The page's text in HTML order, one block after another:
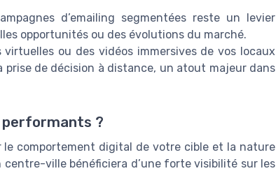
d’emailing segmentées reste un levier
opportunités ou des évolutions du marché.
virtuelles ou des vidéos immersives de vos locaux
de décision à distance, un atout majeur dans
performants ?
le comportement digital de votre cible et la nature
centre-ville bénéficiera d’une forte visibilité sur les